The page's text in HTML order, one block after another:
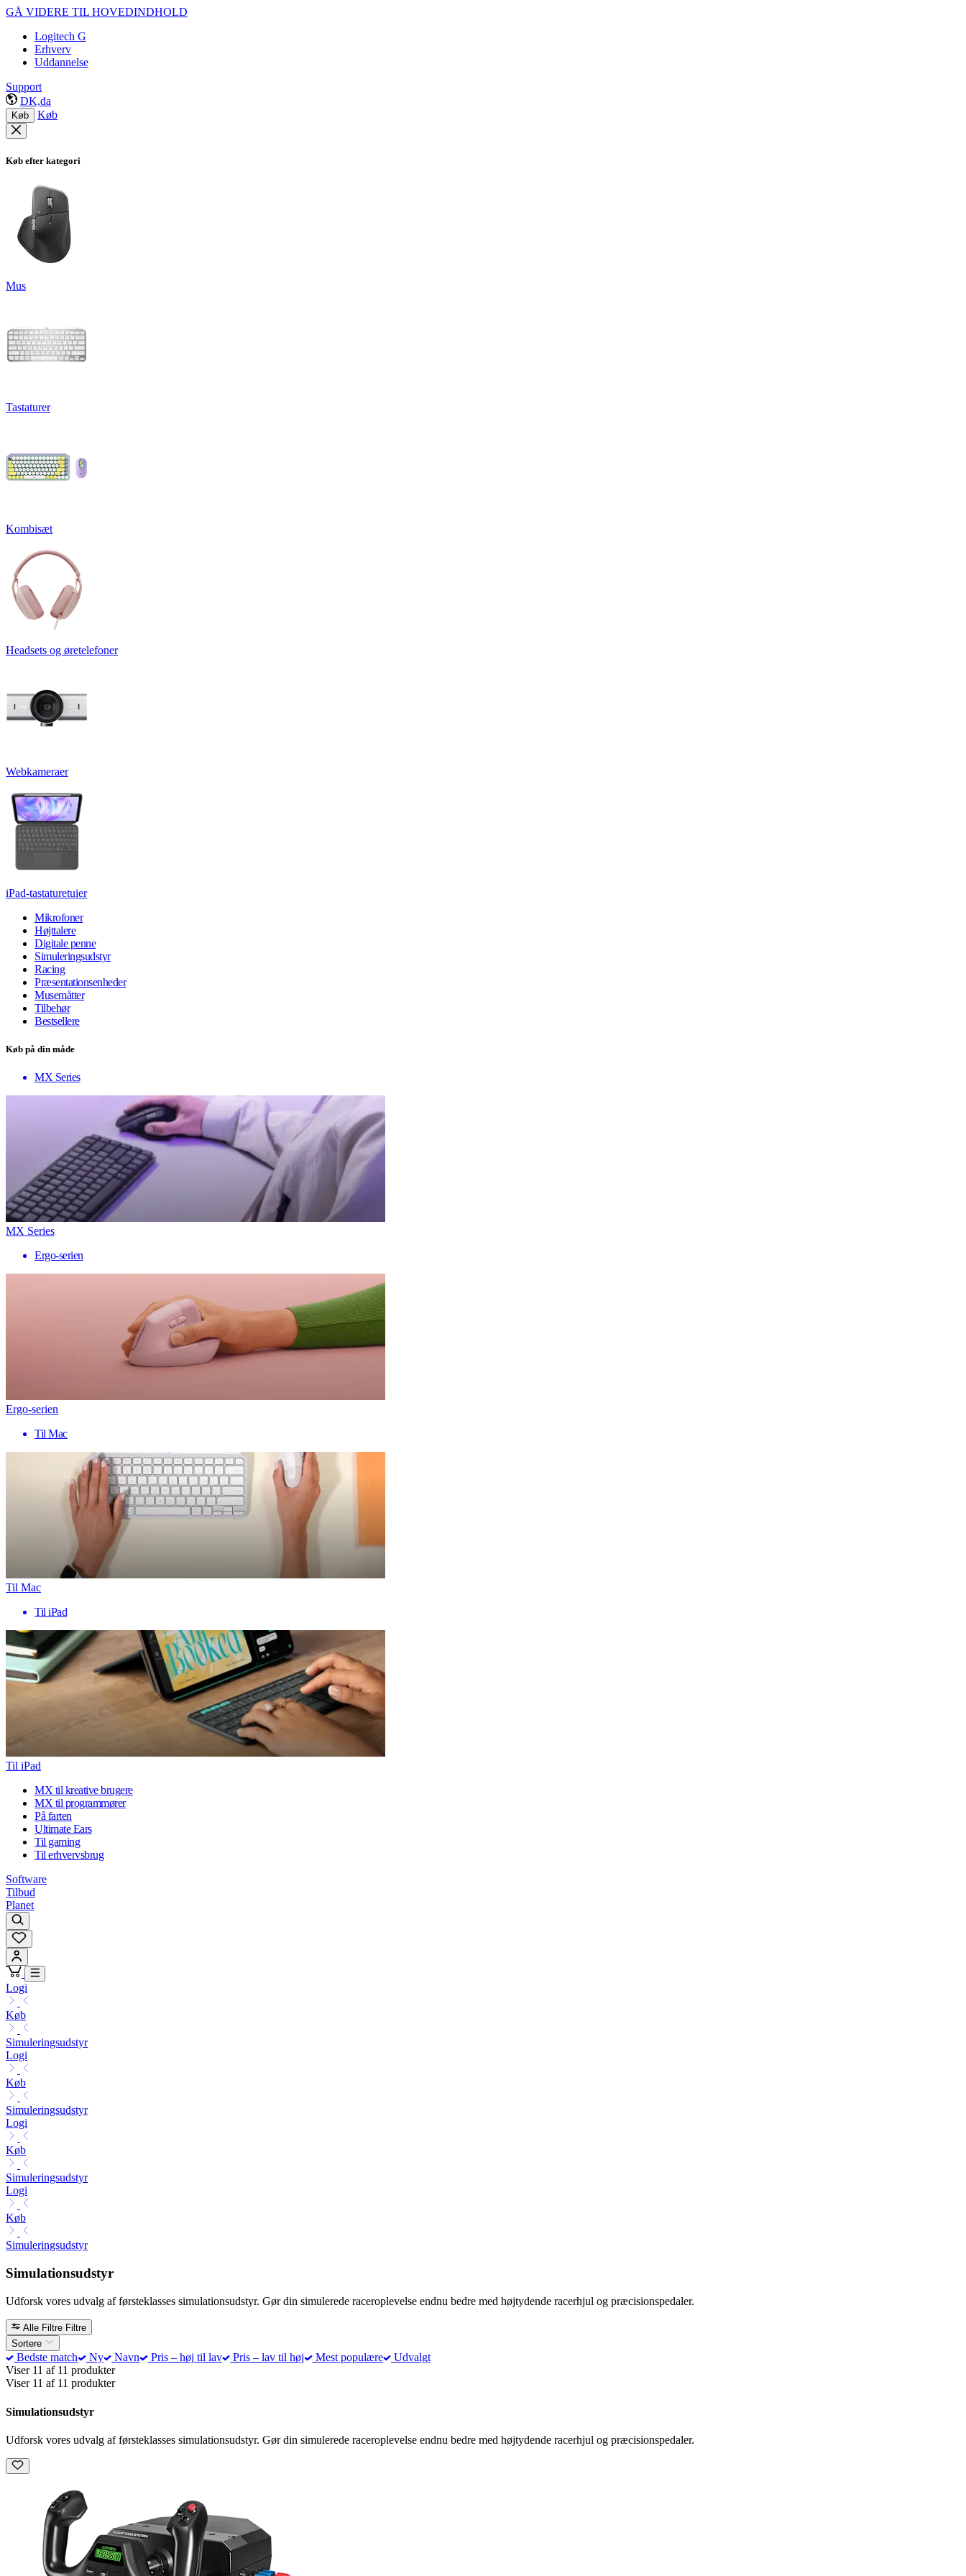
GÅ VIDERE TIL HOVEDINDHOLD
Logitech G
Erhverv
Uddannelse
Support
DK,da
Køb Køb
Køb efter kategori
Mus
Tastaturer
Kombisæt
Headsets og øretelefoner
Webkameraer
iPad-tastaturetuier
Mikrofoner
Højttalere
Digitale penne
Simuleringsudstyr
Racing
Præsentationsenheder
Musemåtter
Tilbehør
Bestsellere
Køb på din måde
MX Series
MX Series
Ergo-serien
Ergo-serien
Til Mac
Til Mac
Til iPad
Til iPad
MX til kreative brugere
MX til programmører
På farten
Ultimate Ears
Til gaming
Til erhvervsbrug
Software
Tilbud
Planet
Logi
Køb
Simuleringsudstyr
Logi
Køb
Simuleringsudstyr
Logi
Køb
Simuleringsudstyr
Logi
Køb
Simuleringsudstyr
Simulationsudstyr
Udforsk vores udvalg af førsteklasses simulationsudstyr. Gør din simulerede raceroplevelse endnu bedre med højtydende racerhjul og præcisionspedaler.
Alle Filtre Filtre
Sortere
Bedste match Ny Navn Pris – høj til lav Pris – lav til høj Mest populære
Udvalgt
Viser 11 af 11 produkter
Viser 11 af 11 produkter
Simulationsudstyr
Udforsk vores udvalg af førsteklasses simulationsudstyr. Gør din simulerede raceroplevelse endnu bedre med højtydende racerhjul og præcisionspedaler.